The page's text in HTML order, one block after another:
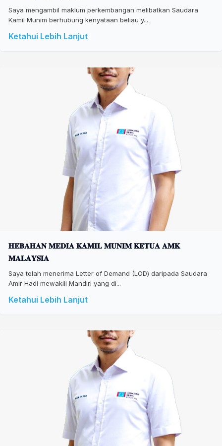
Saya mengambil maklum perkembangan melibatkan Saudara
Kamil Munim berhubung kenyataan beliau y...
Ketahui Lebih Lanjut
𝐇𝐄𝐁𝐀𝐇𝐀𝐍 𝐌𝐄𝐃𝐈𝐀 𝐊𝐀𝐌𝐈𝐋 𝐌𝐔𝐍𝐈𝐌 𝐊𝐄𝐓𝐔𝐀 𝐀𝐌𝐊
𝐌𝐀𝐋𝐀𝐘𝐒𝐈𝐀
Saya telah menerima Letter of Demand (LOD) daripada Saudara
Amir Hadi mewakili Mandiri yang di...
Ketahui Lebih Lanjut